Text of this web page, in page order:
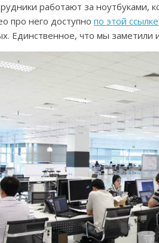
работают за ноутбуками,
про него доступно по этой ссылке
Единственное, что мы заметили